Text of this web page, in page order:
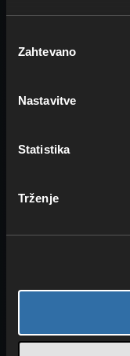
soglasja
Zahtevano
Nastavitve
Statistika
Trženje
Valheim
in Haldor
Skriti v